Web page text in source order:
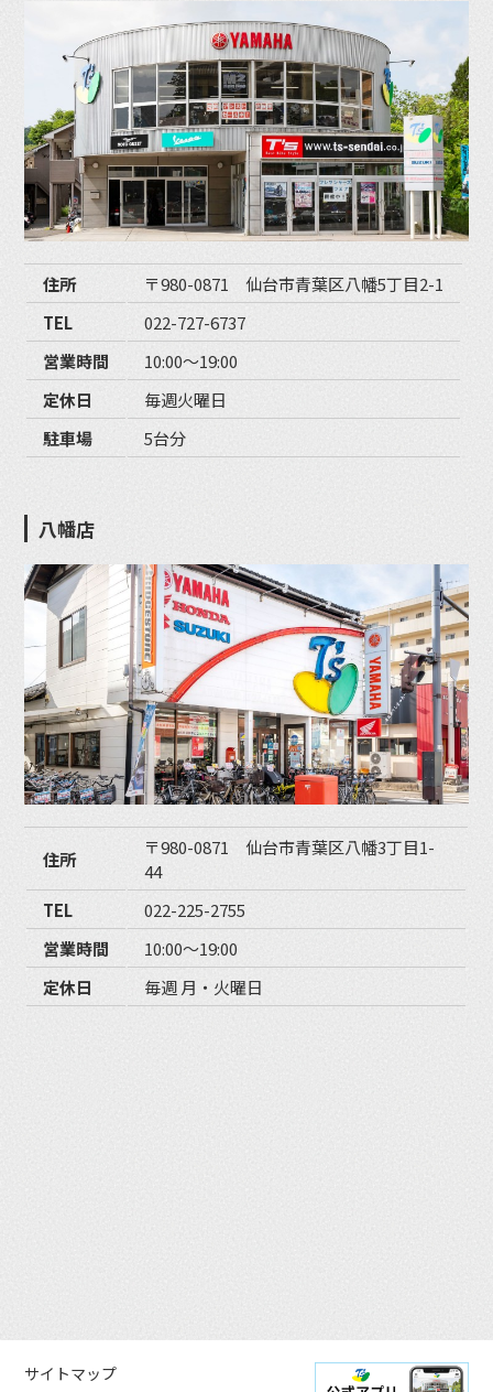
住所
〒980-0871 仙台市青葉区八幡5丁目2-1
TEL
022-727-6737
営業時間
10:00〜19:00
定休日
毎週火曜日
駐車場
5台分
八幡店
住所
〒980-0871 仙台市青葉区八幡3丁目1-
44
TEL
022-225-2755
営業時間
10:00〜19:00
定休日
毎週 月・火曜日
サイトマップ